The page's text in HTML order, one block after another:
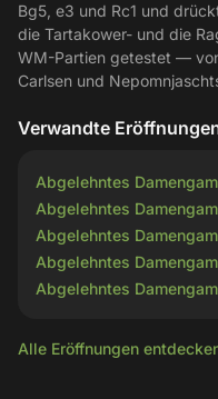
Bg5, e3 und Rc1 und
die Tartakower- und die
WM-Partien getestet —
Carlsen und
Verwandte
Abgelehntes
Abgelehntes
Abgelehntes
Abgelehntes
Abgelehntes
Alle Eröffnungen